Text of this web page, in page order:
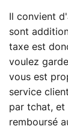
Il convient
sont
taxe est
voulez
vous est
service
par tchat, et
remboursé